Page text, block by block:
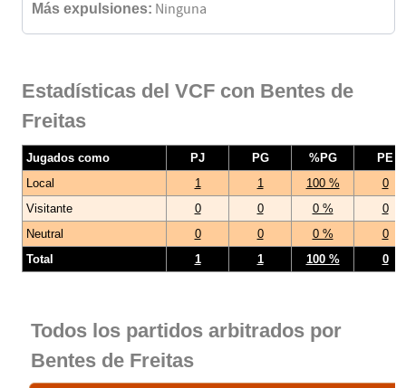
Más expulsiones: Ninguna
Estadísticas del VCF con Bentes de
Freitas
Jugados como PJ PG %PG
PE
Local
1 1 100 %
0
Visitante
0 0 0 %
0
Neutral
0 0 0 %
0
Total
1 1 100 % 0
Todos los partidos arbitrados por
Bentes de Freitas